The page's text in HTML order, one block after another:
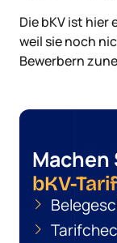
Die bKV ist
weil sie noch
Bewerbern
Machen
bKV-